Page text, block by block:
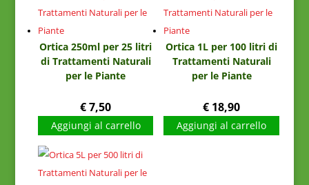
Ortica 250ml per 25 litri
di Trattamenti Naturali
per le Piante
€7,50
Aggiungi al carrello
Ortica 1L per 100 litri di
Trattamenti Naturali
per le Piante
€ 18,90
Aggiungi al carrello